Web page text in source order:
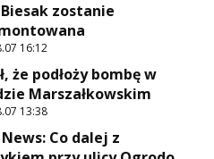
zostanie
16:12
że podłoży bombę w
Marszałkowskim
13:38
Co dalej z